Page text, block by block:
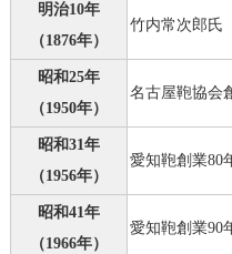
明治10年
（1876年）
竹内常次郎氏
昭和25年
（1950年）
名古屋鞄協会
昭和31年
（1956年）
愛知鞄創業80
昭和41年
（1966年）
愛知鞄創業90